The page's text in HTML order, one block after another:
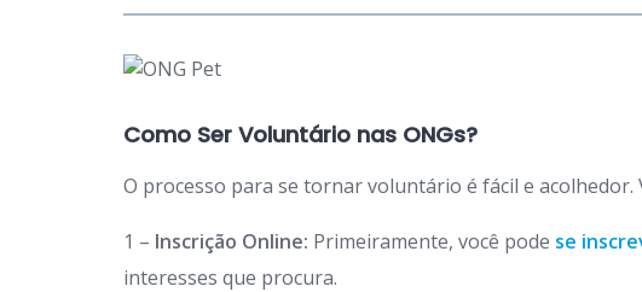
Como Ser Voluntário nas ONGs?
O processo para se tornar voluntário é fácil e acolhedor.
1 – Inscrição Online: Primeiramente, você pode se
interesses que procura.